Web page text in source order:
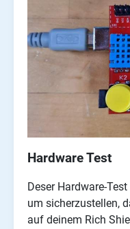
Hardware Test
Deser Hardware-
um sicherzustellen,
auf deinem Rich